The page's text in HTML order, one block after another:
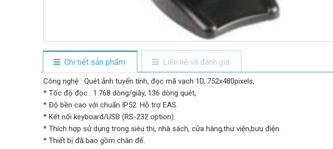
Chi tiết sản phẩm Liên hệ và đánh giá
Công nghệ : Quét ảnh tuyến tính, đọc mã vạch 1D, 752x480pixels,
* Tốc độ đọc : 1.768 dòng/giây, 136 dòng quét,
* Độ bền cao với chuẩn IP52. Hỗ trợ EAS.
* Kết nối keyboard/USB (RS-232 option).
* Thích hợp sử dụng trong siêu thị, nhà sách, cửa hàng,thư viện,bưu điện.
* Thiết bị đã bao gồm chân đế.